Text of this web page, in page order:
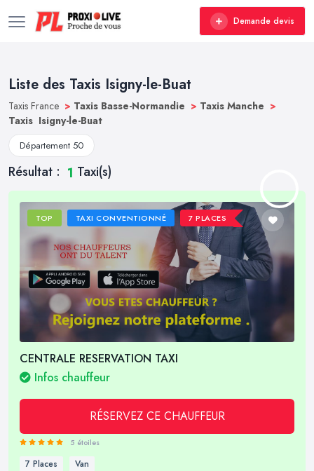
Demande devis
Liste des Taxis Isigny-le-Buat
Taxis France > Taxis Basse-Normandie > Taxis Manche >
Taxis Isigny-le-Buat
Département 50
Résultat : 1 Taxi(s)
TOP TAXI CONVENTIONNÉ 7 PLACES
CENTRALE RESERVATION TAXI
Infos chauffeur
RÉSERVEZ CE CHAUFFEUR
5 étoiles
7 Places Van